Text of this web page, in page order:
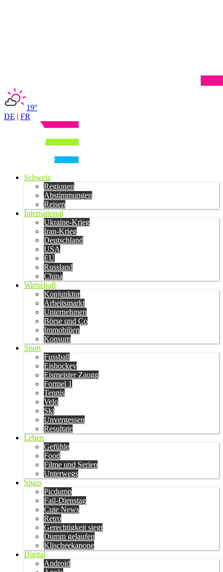
19°
DE | FR
Schweiz
Regionen
Abstimmungen
Reisen
International
Ukraine-Krieg
Iran-Krieg
Deutschland
USA
EU
Russland
China
Wirtschaft
Konjunktur
Arbeitsmarkt
Unternehmen
Börse und Co
Immobilien
Konsum
Sport
Fussball
Eishockey
Eismeister Zaugg
Formel 1
Tennis
Velo
Ski
Unvergessen
Resultate
Leben
Gefühle
Food
Filme und Serien
Unterwegs
Spass
Picdump
Fail-Dienstag
Cute News
Retro
Gerechtigkeit siegt
Dumm gelaufen
Klischeekanone
Digital
Android